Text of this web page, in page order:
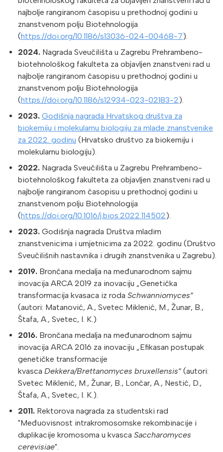
najbolje rangiranom časopisu u prethodnoj godini u
znanstvenom polju Biotehnologija
(https://doi.org/10.1186/s13036-024-00468-7).
2024. Nagrada Sveučilišta u Zagrebu Prehrambeno-
biotehnološkog fakulteta za objavljen znanstveni rad u
najbolje rangiranom časopisu u prethodnoj godini u
znanstvenom polju Biotehnologija
(https://doi.org/10.1186/s12934-023-02183-2).
2023. Godišnja nagrada Hrvatskog društva za
biokemiju i molekularnu biologiju za mlade znanstvenike
za 2022. godinu (Hrvatsko društvo za biokemiju i
molekularnu biologiju).
2022. Nagrada Sveučilišta u Zagrebu Prehrambeno-
biotehnološkog fakulteta za objavljen znanstveni rad u
najbolje rangiranom časopisu u prethodnoj godini u
znanstvenom polju Biotehnologija
(https://doi.org/10.1016/j.bios.2022.114502).
2023. Godišnja nagrada Društva mladim
znanstvenicima i umjetnicima za 2022. godinu (Društvo
Sveučilišnih nastavnika i drugih znanstvenika u Zagrebu).
2019. Brončana medalja na međunarodnom sajmu
inovacija ARCA 2019 za inovaciju „Genetička
transformacija kvasaca iz roda Schwanniomyces“
(autori: Matanović, A., Svetec Miklenić, M., Žunar, B.,
Štafa, A., Svetec, I. K.)
2016. Brončana medalja na međunarodnom sajmu
inovacija ARCA 2016 za inovaciju „Efikasan postupak
genetičke transformacije
kvasca Dekkera/Brettanomyces bruxellensis“ (autori:
Svetec Miklenić, M., Žunar, B., Lončar, A., Nestić, D.,
Štafa, A., Svetec, I. K.).
2011. Rektorova nagrada za studentski rad
"Međuovisnost intrakromosomske rekombinacije i
duplikacije kromosoma u kvasca Saccharomyces
cerevisiae".